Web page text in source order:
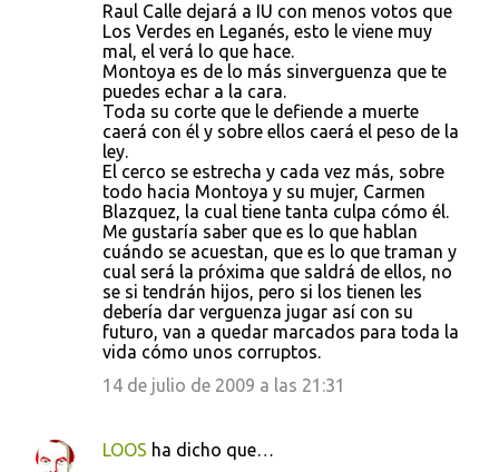
Raul Calle dejará a IU con menos votos que
Los Verdes en Leganés, esto le viene muy
mal, el verá lo que hace.
Montoya es de lo más sinverguenza que te
puedes echar a la cara.
Toda su corte que le defiende a muerte
caerá con él y sobre ellos caerá el peso de la
ley.
El cerco se estrecha y cada vez más, sobre
todo hacia Montoya y su mujer, Carmen
Blazquez, la cual tiene tanta culpa cómo él.
Me gustaría saber que es lo que hablan
cuándo se acuestan, que es lo que traman y
cual será la próxima que saldrá de ellos, no
se si tendrán hijos, pero si los tienen les
debería dar verguenza jugar así con su
futuro, van a quedar marcados para toda la
vida cómo unos corruptos.
14 de julio de 2009 a las 21:31
LOOS ha dicho que…